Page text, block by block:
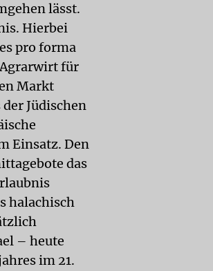
lässt.
Hierbei
pro forma
für
Markt
Jüdischen
Einsatz. Den
das
halachisch
– heute
im 21.